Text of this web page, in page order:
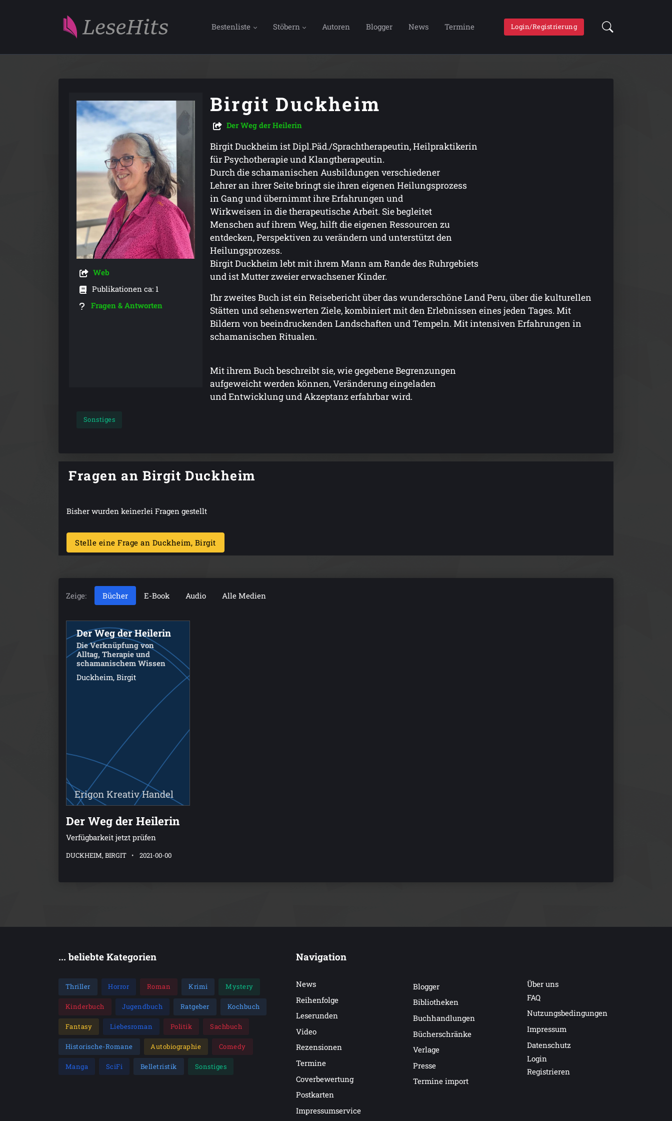
Bestenliste Stöbern Autoren Blogger News Termine Login/Registrierung
Web
Publikationen ca: 1
Fragen & Antworten
Birgit Duckheim
Der Weg der Heilerin
Birgit Duckheim ist Dipl.Päd./Sprachtherapeutin, Heilpraktikerin
für Psychotherapie und Klangtherapeutin.
Durch die schamanischen Ausbildungen verschiedener
Lehrer an ihrer Seite bringt sie ihren eigenen Heilungsprozess
in Gang und übernimmt ihre Erfahrungen und
Wirkweisen in die therapeutische Arbeit. Sie begleitet
Menschen auf ihrem Weg, hilft die eigenen Ressourcen zu
entdecken, Perspektiven zu verändern und unterstützt den
Heilungsprozess.
Birgit Duckheim lebt mit ihrem Mann am Rande des Ruhrgebiets
und ist Mutter zweier erwachsener Kinder.
Ihr zweites Buch ist ein Reisebericht über das wunderschöne Land Peru, über die kulturellen
Stätten und sehenswerten Ziele, kombiniert mit den Erlebnissen eines jeden Tages. Mit
Bildern von beeindruckenden Landschaften und Tempeln. Mit intensiven Erfahrungen in
schamanischen Ritualen.
Mit ihrem Buch beschreibt sie, wie gegebene Begrenzungen
aufgeweicht werden können, Veränderung eingeladen
und Entwicklung und Akzeptanz erfahrbar wird.
Sonstiges
Fragen an Birgit Duckheim
Bisher wurden keinerlei Fragen gestellt
Stelle eine Frage an Duckheim, Birgit
Zeige: Bücher E-Book Audio Alle Medien
Der Weg der Heilerin
Die Verknüpfung von
Alltag, Therapie und
schamanischem Wissen
Duckheim, Birgit
Erigon Kreativ Handel
Der Weg der Heilerin
Verfügbarkeit jetzt prüfen
DUCKHEIM, BIRGIT 2021-00-00
... beliebte Kategorien
Thriller Horror Roman Krimi Mystery
Kinderbuch Jugendbuch Ratgeber Kochbuch
Fantasy Liebesroman Politik Sachbuch
Historische-Romane Autobiographie Comedy
Manga SciFi Belletristik Sonstiges
Navigation
News
Reihenfolge
Leserunden
Video
Rezensionen
Termine
Coverbewertung
Postkarten
Impressumservice
Blogger
Bibliotheken
Buchhandlungen
Bücherschränke
Verlage
Presse
Termine import
Über uns
FAQ
Nutzungsbedingungen
Impressum
Datenschutz
Login
Registrieren